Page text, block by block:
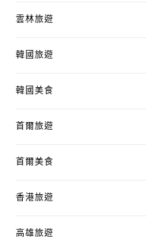
雲林旅遊
韓國旅遊
韓國美食
首爾旅遊
首爾美食
香港旅遊
高雄旅遊